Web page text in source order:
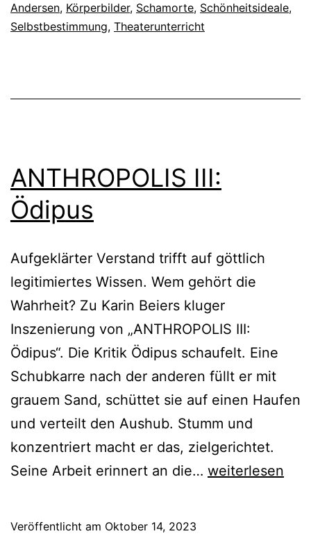
Andersen, Körperbilder, Schamorte, Schönheitsideale,
Selbstbestimmung, Theaterunterricht
ANTHROPOLIS III:
Ödipus
Aufgeklärter Verstand trifft auf göttlich
legitimiertes Wissen. Wem gehört die
Wahrheit? Zu Karin Beiers kluger
Inszenierung von „ANTHROPOLIS III:
Ödipus“. Die Kritik Ödipus schaufelt. Eine
Schubkarre nach der anderen füllt er mit
grauem Sand, schüttet sie auf einen Haufen
und verteilt den Aushub. Stumm und
konzentriert macht er das, zielgerichtet.
Seine Arbeit erinnert an die… ANTHROPOLIS
weiterlesen
Veröffentlicht am Oktober 14, 2023